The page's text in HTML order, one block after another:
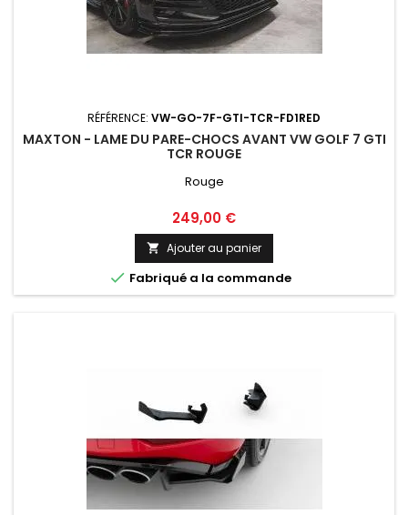
RÉFÉRENCE: VW-GO-7F-GTI-TCR-FD1RED
MAXTON - LAME DU PARE-CHOCS AVANT VW GOLF 7 GTI
TCR ROUGE
Rouge
Prix
249,00 €
 Ajouter au panier
 Fabriqué a la commande